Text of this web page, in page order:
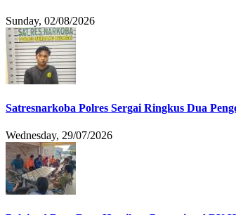
Sunday, 02/08/2026
Satresnarkoba Polres Sergai Ringkus Dua
Wednesday, 29/07/2026